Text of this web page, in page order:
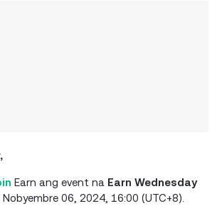
Earn ang event na Earn Wednesday
06, 2024, 16:00 (UTC+8).